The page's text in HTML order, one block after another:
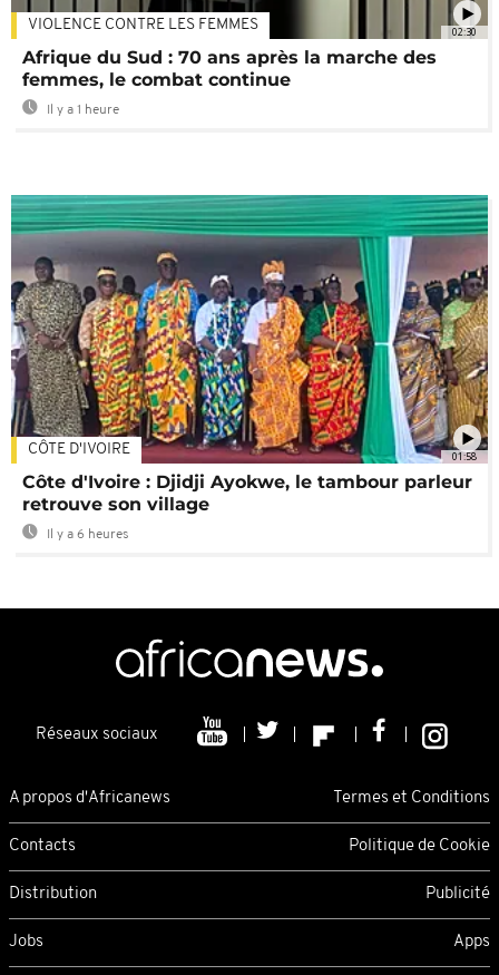
02:30
VIOLENCE CONTRE LES FEMMES
Afrique du Sud : 70 ans après la marche des
femmes, le combat continue
Il y a 1 heure
01:58
CÔTE D'IVOIRE
Côte d'Ivoire : Djidji Ayokwe, le tambour parleur
retrouve son village
Il y a 6 heures
Réseaux sociaux
A propos d'Africanews Termes et Conditions
Contacts Politique de Cookie
Distribution Publicité
Jobs Apps